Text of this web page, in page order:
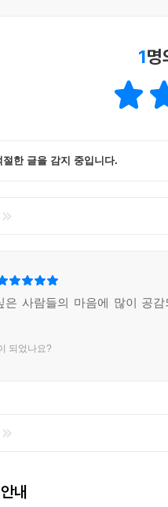
가 보이기도 한다. 관심 있
기준선을 그려 안정적으로
곳과 접속하는 일이다.
나이와 직업을 뛰어넘어 마
알아간다. 같이 그림을 그
1명
절한 글을 감지 중입니다.
은 사람들의 마음에 많이 공
되었나요?
내